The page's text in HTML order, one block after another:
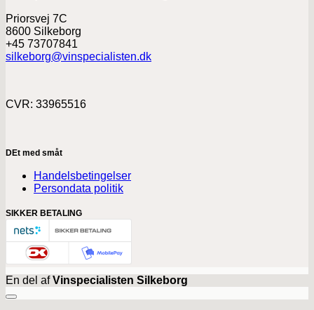
Priorsvej 7C
8600 Silkeborg
+45 73707841
silkeborg@vinspecialisten.dk
CVR: 33965516
DEt med småt
Handelsbetingelser
Persondata politik
SIKKER BETALING
En del afVinspecialisten Silkeborg